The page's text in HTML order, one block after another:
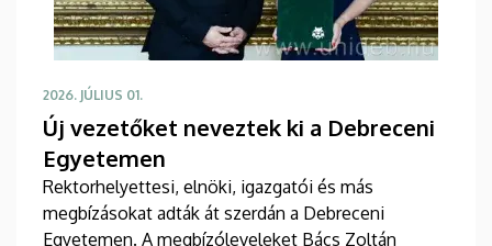
2026. JÚLIUS 01.
Új vezetőket neveztek ki a Debreceni
Egyetemen
Rektorhelyettesi, elnöki, igazgatói és más
megbízásokat adták át szerdán a Debreceni
Egyetemen. A megbízóleveleket Bács Zoltán